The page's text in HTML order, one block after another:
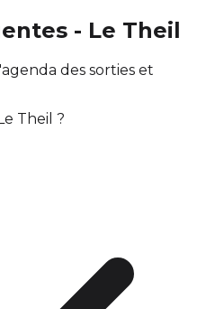
- Le Theil
des sorties et
Theil ?